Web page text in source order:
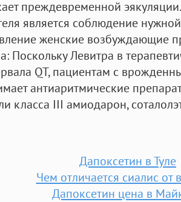
преждевременной
является соблюдение
женские возбуждающие
Поскольку Левитра в
QT, пациентам с
антиаритмические
класса III амиодарон,
Дапоксетин в Туле
Чем отличается сиалис от
Дапоксетин цена в